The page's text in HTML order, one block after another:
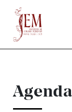
Agenda